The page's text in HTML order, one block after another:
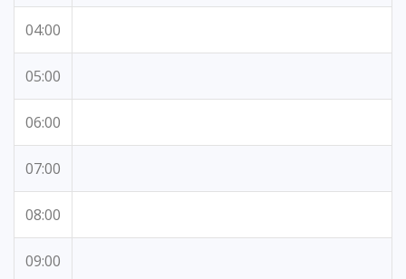
04:00
05:00
06:00
07:00
08:00
09:00